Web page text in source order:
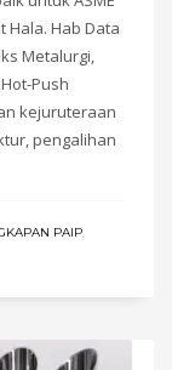
Hala. Hab Data
Metalurgi,
Push
kejuruteraan
pengalihan
PAIP,